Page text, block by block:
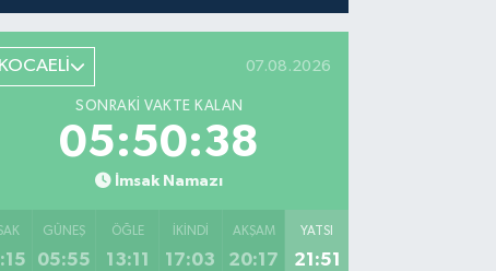
KOCAELİ 07.08.2026
SONRAKI VAKTE KALAN
05:50:37
İmsak Namazı
GÜNEŞ
05:55
ÖĞLE
13:11
İKINDI
17:03
AKŞAM
20:17
YATSI
21:51